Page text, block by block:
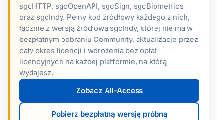
sgcHTTP, sgcOpenAPI, sgcSign, sgcBiometrics
oraz sgcIndy. Pełny kod źródłowy każdego z nich,
łącznie z wersją źródłową sgcIndy, której nie ma w
bezpłatnym pobraniu Community, aktualizacje przez
cały okres licencji i wdrożenia bez opłat
licencyjnych na każdej platformie, na którą
wydajesz.
Zobacz All-Access
Pobierz bezpłatną wersję próbną